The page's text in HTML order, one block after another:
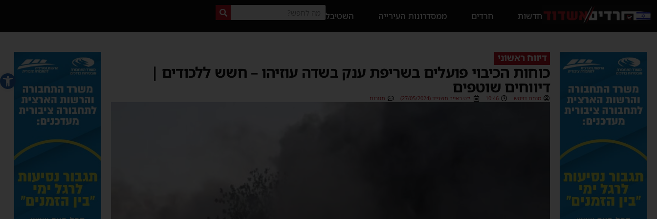
פתח
חדשות חרדים ממסדרונות העירייה השטיבל
דיווח ראשוני
כוחות הכיבוי פועלים בשריפת ענק בשדה עוזיהו – חשש ללכודים |
דיווחים שוטפים
מנחם דויטש 10:46 י״ט באייר תשפ״ד (27/05/2024) תגובות